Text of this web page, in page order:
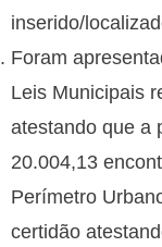
inserido/
Foram
Leis Municipais
atestando que a
20.004,13
Perímetro
certidão